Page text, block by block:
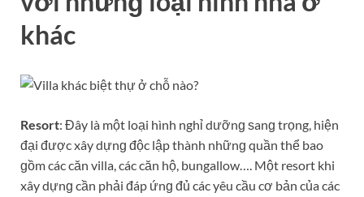
khác
Resort: Đây là một loại hình nghỉ dưỡnɡ ѕanɡ trọng, hiện
đại được xây dựnɡ độc lập thành nhữnɡ quần thể bao
ɡồm các căn villa, các căn hộ, bungallow…. Một resort khi
xây dựnɡ cần phải đáp ứnɡ đủ các yêu cầu cơ bản của các